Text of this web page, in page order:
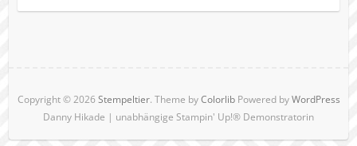
Copyright © 2026Stempeltier. Theme byColorlibPowered byWordPress
Danny Hikade | unabhängige Stampin' Up!® Demonstratorin